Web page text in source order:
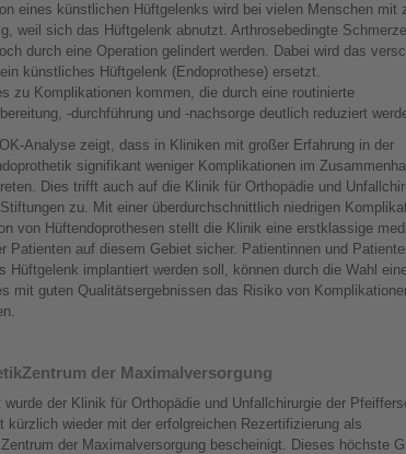
eines künstlichen Hüftgelenks wird bei vielen Menschen mit
weil sich das Hüftgelenk abnutzt. Arthrosebedingte
durch eine Operation gelindert werden. Dabei wird das
künstliches Hüftgelenk (Endoprothese) ersetzt.
zu Komplikationen kommen, die durch eine routinierte
-durchführung und -nachsorge deutlich reduziert
Analyse zeigt, dass in Kliniken mit großer Erfahrung in der
signifikant weniger Komplikationen im
Dies trifft auch auf die Klinik für Orthopädie und
zu. Mit einer überdurchschnittlich niedrigen
von Hüftendoprothesen stellt die Klinik eine erstklassige
Patienten auf diesem Gebiet sicher. Patientinnen und
Hüftgelenk implantiert werden soll, können durch die Wahl
mit guten Qualitätsergebnissen das Risiko von
der Maximalversorgung
wurde der Klinik für Orthopädie und Unfallchirurgie der
kürzlich wieder mit der erfolgreichen Rezertifizierung als
der Maximalversorgung bescheinigt. Dieses höchste